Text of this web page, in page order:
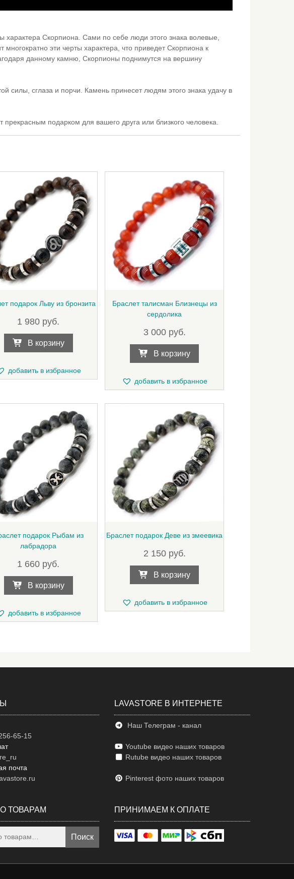
характера Скорпиона. Сами по себе люди этого знака волевые,
эти черты характера, что приведет Скорпиона к
данному камню, Скорпионы поднимутся на вершину
силы, сглаза и порчи. Камень принесет людям этого знака удачу в
прекрасным подарком для вашего друга или близкого человека.
подарок Льву из бронзита
1 980 руб.
В корзину
добавить в избранное
Браслет талисман Близнецы из
сердолика
3 000 руб.
В корзину
добавить в избранное
подарок Рыбам из
лабрадора
1 660 руб.
В корзину
добавить в избранное
Браслет подарок Деве из змеевика
2 150 руб.
В корзину
добавить в избранное
65-15
почта
ТОВАРАМ
Поиск
LAVASTORE В ИНТЕРНЕТЕ
Наш Телеграм - канал
Youtube видео наших товаров
Rutube видео наших товаров
Pinterest фото наших товаров
ПРИНИМАЕМ К ОПЛАТЕ